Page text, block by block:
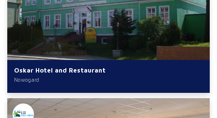
Oskar Hotel and Restaurant
Nowogard